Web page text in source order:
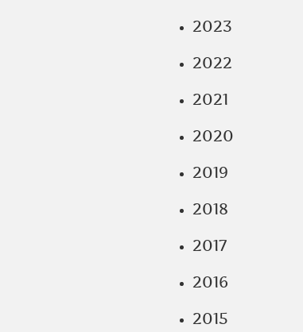
2023
2022
2021
2020
2019
2018
2017
2016
2015